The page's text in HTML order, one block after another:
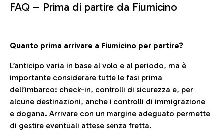
FAQ – Prima di partire da Fiumicino
Quanto prima arrivare a Fiumicino per partire?
L’anticipo varia in base al volo e al periodo, ma è
importante considerare tutte le fasi prima
dell’imbarco: check-in, controlli di sicurezza e, per
alcune destinazioni, anche i controlli di immigrazione
e dogana. Arrivare con un margine adeguato permette
di gestire eventuali attese senza fretta.